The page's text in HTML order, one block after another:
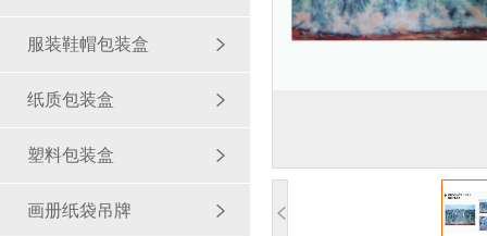
服装鞋帽包装盒
纸质包装盒
塑料包装盒
画册纸袋吊牌